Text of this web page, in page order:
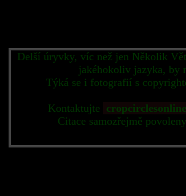
Delší úryvky, víc než jen Několik
jakéhokoliv jazyka, by
Týká se i fotografií s
Kontaktujte
Citace samozřejmě